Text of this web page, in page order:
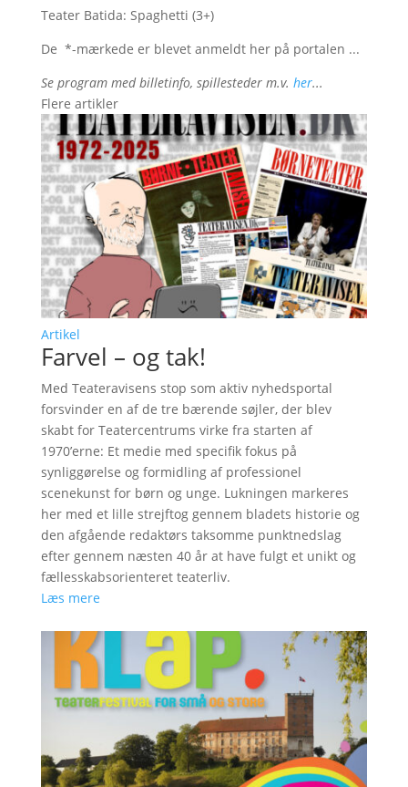
Teater Batida: Spaghetti (3+)
De *-mærkede er blevet anmeldt her på portalen ...
Se program med billetinfo, spillesteder m.v. her...
Flere artikler
Artikel
Farvel – og tak!
Med Teateravisens stop som aktiv nyhedsportal
forsvinder en af de tre bærende søjler, der blev
skabt for Teatercentrums virke fra starten af
1970’erne: Et medie med specifik fokus på
synliggørelse og formidling af professionel
scenekunst for børn og unge. Lukningen markeres
her med et lille strejftog gennem bladets historie og
den afgående redaktørs taksomme punktnedslag
efter gennem næsten 40 år at have fulgt et unikt og
fællesskabsorienteret teaterliv.
Læs mere